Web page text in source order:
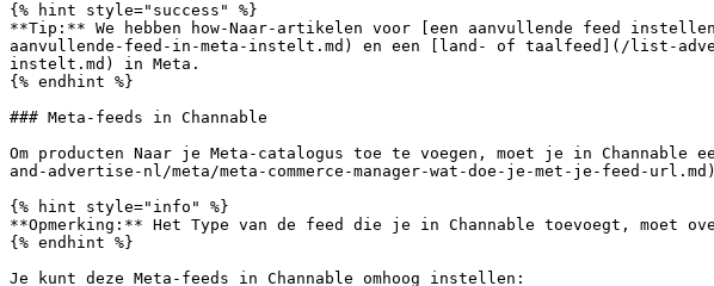
{% hint style="success" %}
**Tip:** We hebben how-Naar-artikelen voor [een aanvullende feed
aanvullende-feed-in-meta-instelt.md) en een [land- of taalfeed](/list-
instelt.md) in Meta.
{% endhint %}
### Meta-feeds in Channable
Om producten Naar je Meta-catalogus toe te voegen, moet je in
and-advertise-nl/meta/meta-commerce-manager-wat-doe-je-met-je-feed-
{% hint style="info" %}
**Opmerking:** Het Type van de feed die je in Channable toevoegt, moet
{% endhint %}
Je kunt deze Meta-feeds in Channable omhoog instellen: